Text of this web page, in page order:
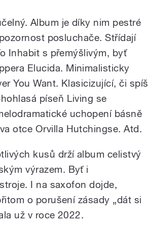
Album je díky nim pestré
posluchače. Střídají
Inhabit s přemýšlivým, byť
Elucida. Minimalisticky
You Want. Klasicizující, či spíš
píseň Living se
uchopení básně
otce Orvilla Hutchingse. Atd.
kusů drží album celistvý
výrazem. Byť i
I na saxofon dojde,
o porušení zásady „dát si
už v roce 2022.